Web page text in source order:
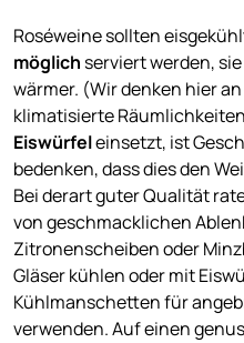
Roséweine sollten
möglich serviert werden,
wärmer. (Wir denken hier
klimatisierte
Eiswürfeleinsetzt, ist
bedenken, dass dies den
Bei derart guter Qualität
von geschmacklichen
Zitronenscheiben oder
Gläser kühlen oder mit
Kühlmanschetten für
verwenden. Auf einen